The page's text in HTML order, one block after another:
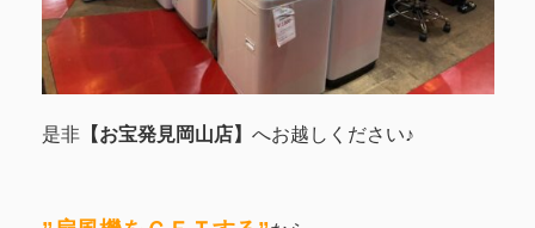
是非【お宝発見岡山店】 へお越しください♪